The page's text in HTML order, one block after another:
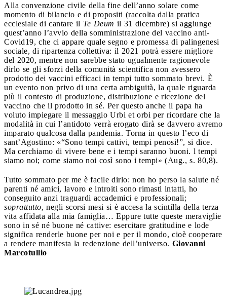
Alla convenzione civile della fine dell’anno solare come
momento di bilancio e di propositi (raccolta dalla pratica
ecclesiale di cantare il Te Deum il 31 dicembre) si aggiunge
quest’anno l’avvio della somministrazione del vaccino anti-
Covid19, che ci appare quale segno e promessa di palingenesi
sociale, di ripartenza collettiva: il 2021 potrà essere migliore
del 2020, mentre non sarebbe stato ugualmente ragionevole
dirlo se gli sforzi della comunità scientifica non avessero
prodotto dei vaccini efficaci in tempi tutto sommato brevi. È
un evento non privo di una certa ambiguità, la quale riguarda
più il contesto di produzione, distribuzione e ricezione del
vaccino che il prodotto in sé. Per questo anche il papa ha
voluto impiegare il messaggio Urbi et orbi per ricordare che la
modalità in cui l’antidoto verrà erogato dirà se davvero avremo
imparato qualcosa dalla pandemia. Torna in questo l’eco di
sant’Agostino: «“Sono tempi cattivi, tempi penosi!”, si dice.
Ma cerchiamo di vivere bene e i tempi saranno buoni. l tempi
siamo noi; come siamo noi così sono i tempi» (Aug., s. 80,8).
Tutto sommato per me è facile dirlo: non ho perso la salute né
parenti né amici, lavoro e introiti sono rimasti intatti, ho
conseguito anzi traguardi accademici e professionali;
soprattutto, negli scorsi mesi si è accesa la scintilla della terza
vita affidata alla mia famiglia… Eppure tutte queste meraviglie
sono in sé né buone né cattive: esercitare gratitudine e lode
significa renderle buone per noi e per il mondo, cioè cooperare
a rendere manifesta la redenzione dell’universo. Giovanni
Marcotullio